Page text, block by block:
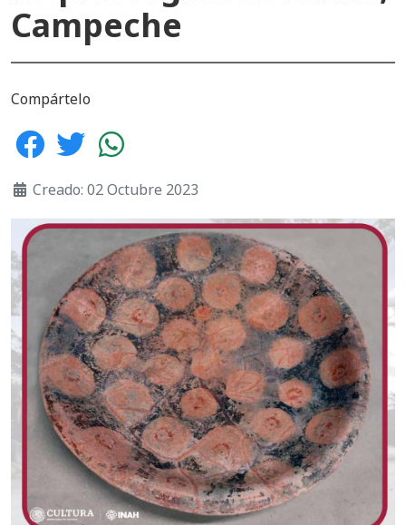
Campeche
Compártelo
Creado: 02 Octubre 2023